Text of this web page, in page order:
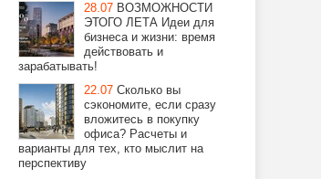
28.07 ВОЗМОЖНОСТИ
ЭТОГО ЛЕТА Идеи для
бизнеса и жизни: время
действовать и
зарабатывать!
22.07 Сколько вы
сэкономите, если сразу
вложитесь в покупку
офиса? Расчеты и
варианты для тех, кто мыслит на
перспективу